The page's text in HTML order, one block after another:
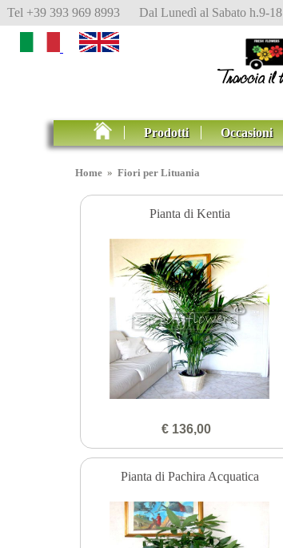
Tel +39 393 969 8993 Dal Lunedì al Sabato h.9-18
Prodotti Occasioni
Home »Fiori per Lituania
Pianta di Kentia
€ 136,00
Pianta di Pachira Acquatica